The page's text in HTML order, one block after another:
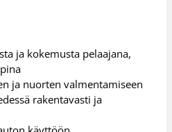
ja kokemusta pelaajana,
ja nuorten valmentamiseen
rakentavasti ja